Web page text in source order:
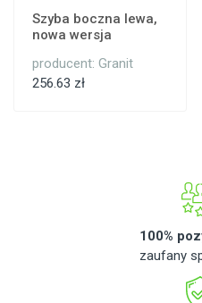
Szyba boczna lewa,
nowa wersja
producent: Granit
256.63 zł
100%
zaufany